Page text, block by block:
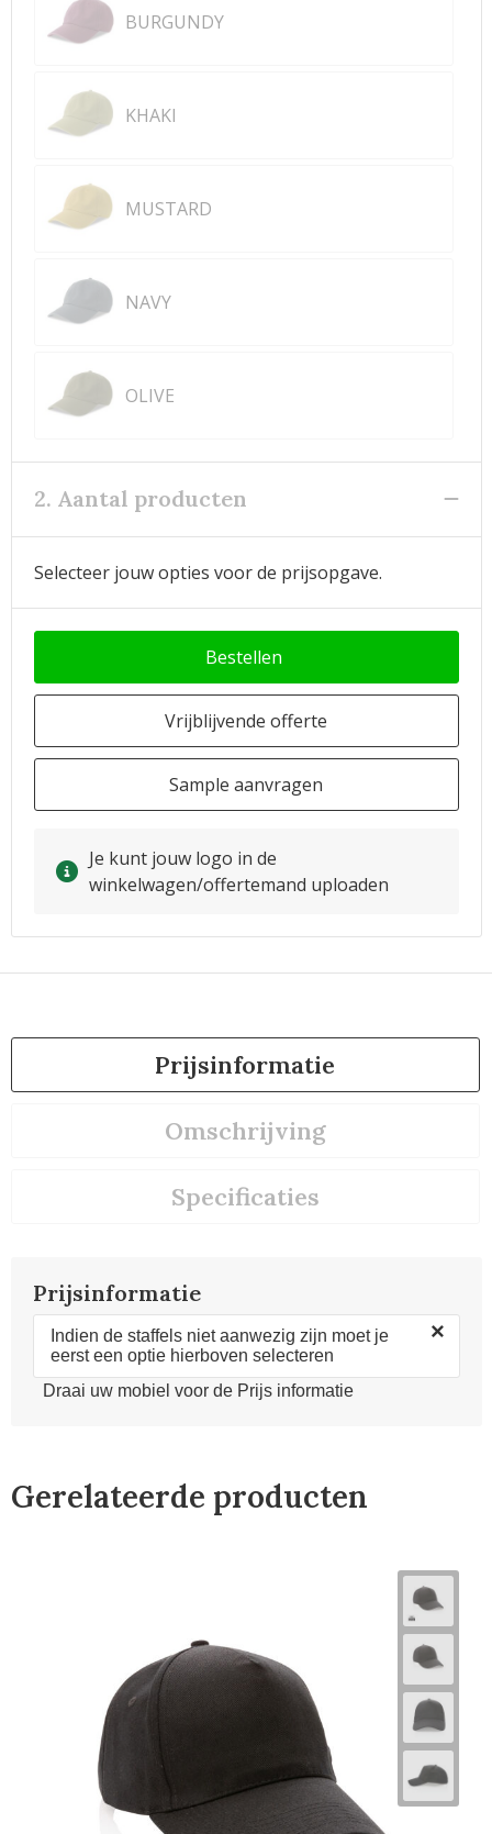
BURGUNDY
KHAKI
MUSTARD
NAVY
OLIVE
2. Aantal producten
Selecteer jouw opties voor de prijsopgave.
Bestellen
Vrijblijvende offerte
Sample aanvragen
Je kunt jouw logo in de
winkelwagen/offertemand uploaden
Prijsinformatie
Omschrijving
Specificaties
Prijsinformatie
Indien de staffels niet aanwezig zijn moet je
eerst een optie hierboven selecteren
×
Draai uw mobiel voor de Prijs informatie
Gerelateerde producten